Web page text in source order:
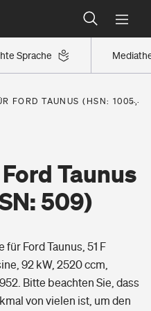
Sprache
finden
eingestuft
finden
FORD TAUNUS (HSN: 1005,
Taunus
509)
Ford Taunus, 51 F
92 kW, 2520 ccm,
Bitte beachten Sie, dass
von vielen ist, um den